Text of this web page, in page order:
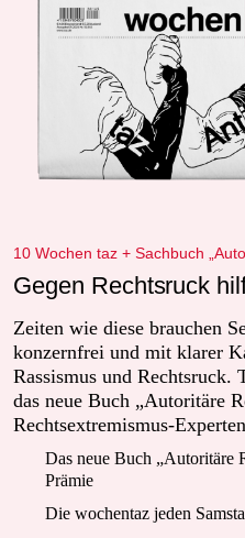
10 Wochen taz + Sachbuch
Gegen Rechtsruck
Zeiten wie diese brauchen
konzernfrei und mit klarer
Rassismus und Rechtsruck.
das neue Buch „Autoritäre
Rechtsextremismus-
Das neue Buch „Autoritäre
Prämie
Die wochentaz jeden